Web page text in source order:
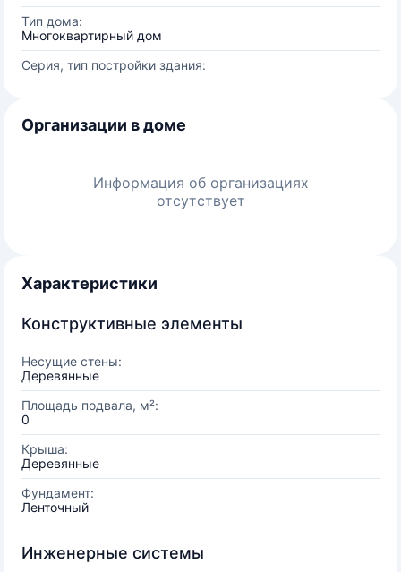
Тип дома:
Многоквартирный дом
Серия, тип постройки здания:
Организации в доме
Информация об организациях
отсутствует
Характеристики
Конструктивные элементы
Несущие стены:
Деревянные
Площадь подвала, м²:
0
Крыша:
Деревянные
Фундамент:
Ленточный
Инженерные системы